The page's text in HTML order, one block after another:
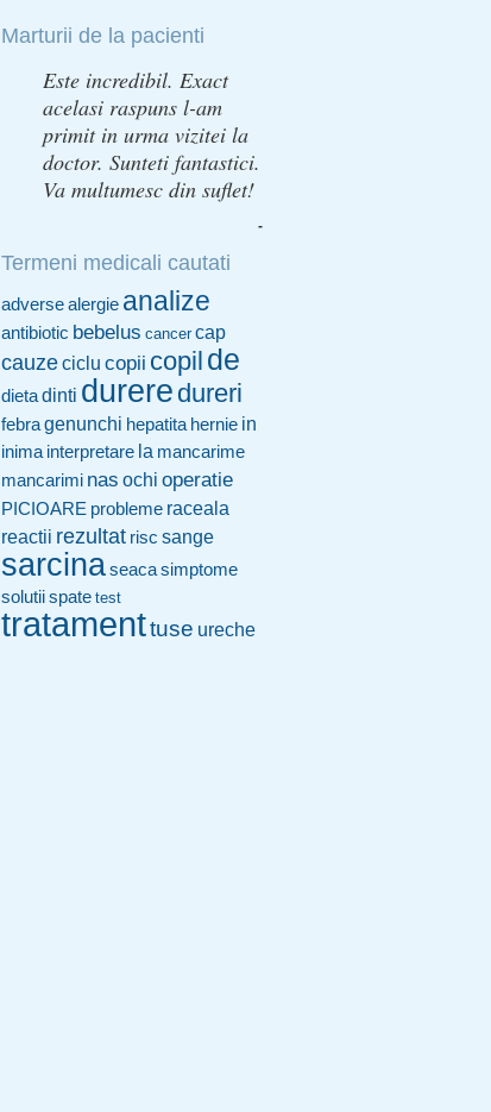
Marturii de la pacienti
Este incredibil. Exact
acelasi raspuns l-am
primit in urma vizitei la
doctor. Sunteti fantastici.
Va multumesc din suflet!
-
Termeni medicali cautati
adversealergie analize
antibiotic bebelus cancer cap
cauzeciclu copii copil de
dietadinti durere dureri
febragenunchi hepatita hernie in
inima interpretare la mancarime
mancarimi nas ochi operatie
PICIOARE probleme raceala
reactii rezultat risc sange
sarcinaseacasimptome
solutiispate test
tratamenttuse ureche